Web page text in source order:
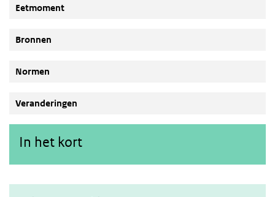
Eetmoment
Bronnen
Normen
Veranderingen
In het kort